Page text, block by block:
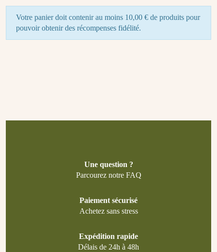
Votre panier doit contenir au moins 10,00 € de produits pour
pouvoir obtenir des récompenses fidélité.
Une question ?
Parcourez notre FAQ
Paiement sécurisé
Achetez sans stress
Expédition rapide
Délais de 24h à 48h